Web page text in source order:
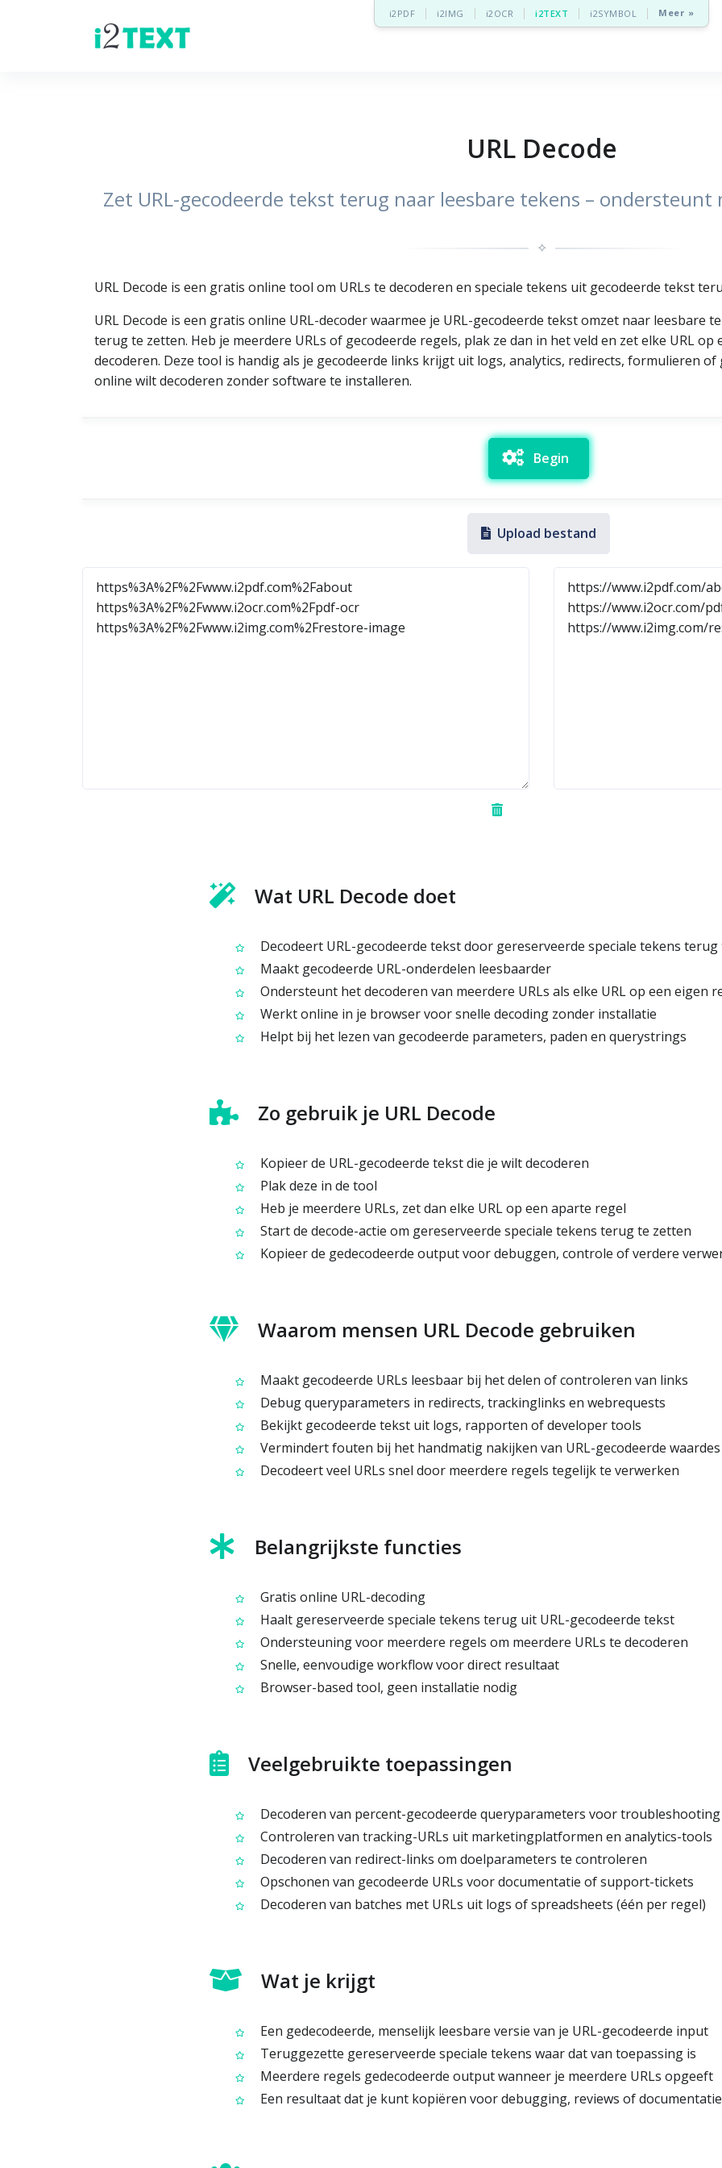
i2PDF i2IMG i2OCR i2TEXT i2SYMBOL Meer »
URL Decode
Zet URL-gecodeerde tekst terug naar leesbare tekens – ondersteunt
✧
URL Decode is een gratis online tool om URLs te decoderen en speciale tekens uit gecodeerde tekst
URL Decode is een gratis online URL-decoder waarmee je URL-gecodeerde tekst omzet naar leesbare
terug te zetten. Heb je meerdere URLs of gecodeerde regels, plak ze dan in het veld en zet elke URL
decoderen. Deze tool is handig als je gecodeerde links krijgt uit logs, analytics, redirects, formulieren of
online wilt decoderen zonder software te installeren.
Begin
Upload bestand
Wat URL Decode doet
Decodeert URL-gecodeerde tekst door gereserveerde speciale tekens
Maakt gecodeerde URL-onderdelen leesbaarder
Ondersteunt het decoderen van meerdere URLs als elke URL op een eigen
Werkt online in je browser voor snelle decoding zonder installatie
Helpt bij het lezen van gecodeerde parameters, paden en querystrings
Zo gebruik je URL Decode
Kopieer de URL-gecodeerde tekst die je wilt decoderen
Plak deze in de tool
Heb je meerdere URLs, zet dan elke URL op een aparte regel
Start de decode-actie om gereserveerde speciale tekens terug te zetten
Kopieer de gedecodeerde output voor debuggen, controle of verdere
Waarom mensen URL Decode gebruiken
Maakt gecodeerde URLs leesbaar bij het delen of controleren van links
Debug queryparameters in redirects, trackinglinks en webrequests
Bekijkt gecodeerde tekst uit logs, rapporten of developer tools
Vermindert fouten bij het handmatig nakijken van URL-gecodeerde waardes
Decodeert veel URLs snel door meerdere regels tegelijk te verwerken
Belangrijkste functies
Gratis online URL-decoding
Haalt gereserveerde speciale tekens terug uit URL-gecodeerde tekst
Ondersteuning voor meerdere regels om meerdere URLs te decoderen
Snelle, eenvoudige workflow voor direct resultaat
Browser-based tool, geen installatie nodig
Veelgebruikte toepassingen
Decoderen van percent-gecodeerde queryparameters voor troubleshooting
Controleren van tracking-URLs uit marketingplatformen en analytics-tools
Decoderen van redirect-links om doelparameters te controleren
Opschonen van gecodeerde URLs voor documentatie of support-tickets
Decoderen van batches met URLs uit logs of spreadsheets (één per regel)
Wat je krijgt
Een gedecodeerde, menselijk leesbare versie van je URL-gecodeerde input
Teruggezette gereserveerde speciale tekens waar dat van toepassing is
Meerdere regels gedecodeerde output wanneer je meerdere URLs opgeeft
Een resultaat dat je kunt kopiëren voor debugging, reviews of documentatie